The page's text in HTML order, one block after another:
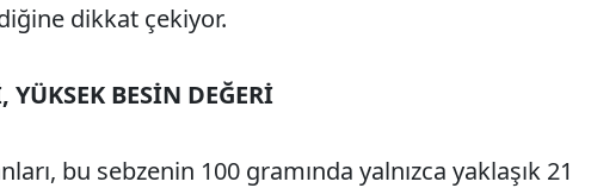
dikkat çekiyor.
YÜKSEK BESİN DEĞERİ
bu sebzenin 100 gramında yalnızca yaklaşık 21